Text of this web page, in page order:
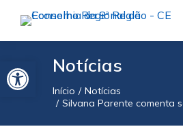
Barra de Ferramentas AbertaNotícias
Você está aqui:
Início
Notícias
Silvana Parente comenta